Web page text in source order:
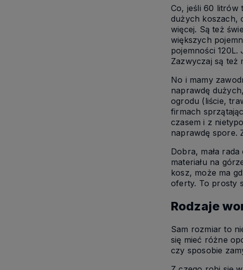
Co, jeśli 60 litrów
dużych koszach,
więcej. Są też
większych
pojemności
Zazwyczaj są też
No i mamy
naprawdę
ogrodu (liście,
firmach
czasem i z
naprawdę spore.
Dobra, mała
materiału na
kosz, może ma
oferty. To prosty
Rodzaje
Sam rozmiar to
się mieć różne
czy sposobie